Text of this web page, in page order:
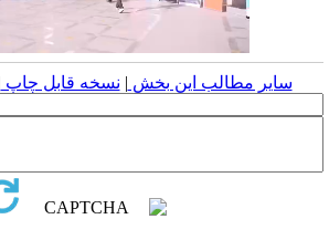
سایر مطالب این بخش | نسخه قابل چاپ|